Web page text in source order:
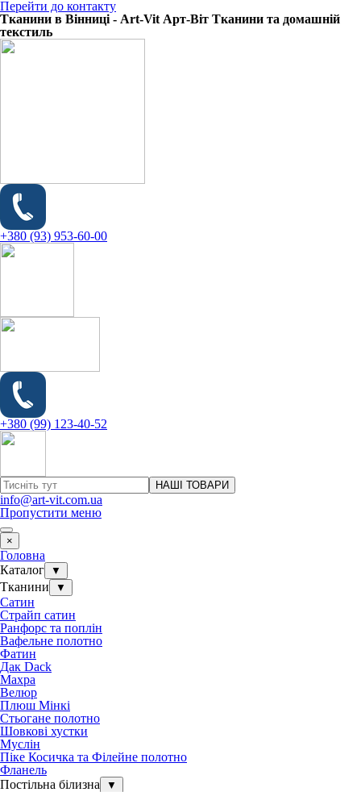
Перейти до контакту
Тканини в Вінниці - Art-Vit Арт-Віт Тканини та домашній
текстиль
+380 (93) 953-60-00
+380 (99) 123-40-52
НАШІ ТОВАРИ
info@art-vit.com.ua
Пропустити меню
×
Головна
Каталог
▼
Тканини ▼
Сатин
Страйп сатин
Ранфорс та поплін
Вафельне полотно
Фатин
Дак Dack
Махра
Велюр
Плюш Мінкі
Стьогане полотно
Шовкові хустки
Муслін
Піке Косичка та Філейне полотно
Фланель
Постільна білизна
▼